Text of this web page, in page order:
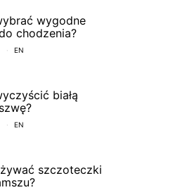
wygodne
chodzenia?
EN
białą
EN
szczoteczki